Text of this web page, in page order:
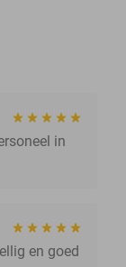
in
en goed